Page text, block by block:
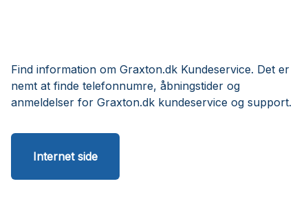
Find information om Graxton.dk Kundeservice. Det er
nemt at finde telefonnumre, åbningstider og
anmeldelser for Graxton.dk kundeservice og support.
Internet side